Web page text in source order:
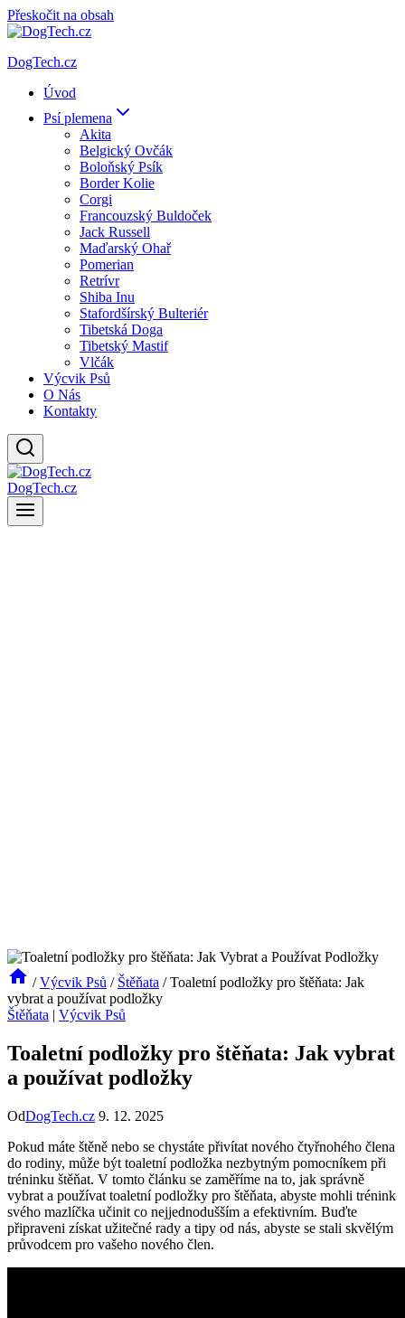
Přeskočit na obsah
DogTech.cz
Úvod
Psí plemena
Akita
Belgický Ovčák
Boloňský Psík
Border Kolie
Corgi
Francouzský Buldoček
Jack Russell
Maďarský Ohař
Pomerian
Retrívr
Shiba Inu
Stafordšírský Bulteriér
Tibetská Doga
Tibetský Mastif
Vlčák
Výcvik Psů
O Nás
Kontakty
DogTech.cz
/ Výcvik Psů / Štěňata / Toaletní podložky pro štěňata: Jak
vybrat a používat podložky
Štěňata | Výcvik Psů
Toaletní podložky pro štěňata: Jak vybrat
a používat podložky
OdDogTech.cz 9. 12. 2025
Pokud máte štěně nebo se chystáte přivítat nového čtyřnohého člena
do rodiny, může být toaletní podložka nezbytným pomocníkem při
tréninku štěňat. V tomto článku se zaměříme na to, jak správně
vybrat a používat toaletní podložky pro štěňata, abyste mohli trénink
svého mazlíčka učinit co nejjednodušším a efektivním. Buďte
připraveni získat užitečné rady a tipy od nás, abyste se stali skvělým
průvodcem pro vašeho nového člen.